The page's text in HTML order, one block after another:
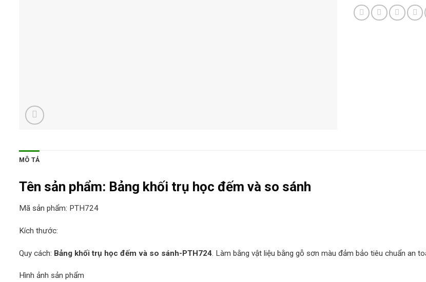
MÔ TẢ
Tên sản phẩm: Bảng khối trụ học đếm và so sánh
Mã sản phẩm: PTH724
Kích thước:
Quy cách: Bảng khối trụ học đếm và so sánh-PTH724 . Làm bằng vật liệu bằng gỗ sơn màu đảm bảo tiêu chuẩn an
Hình ảnh sản phẩm